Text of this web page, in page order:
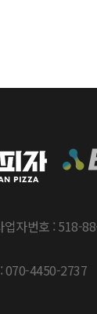
업자번호 : 518-
070-4450-2737